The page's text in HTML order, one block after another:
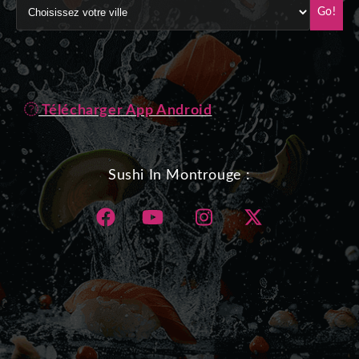
Go!
Télécharger App Android
Sushi In Montrouge :